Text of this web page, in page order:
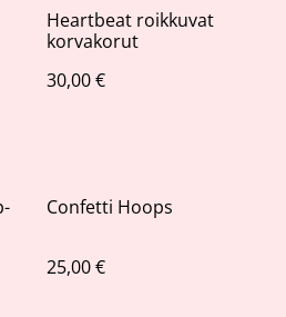
Heartbeat roikkuvat
korvakorut
30,00 €
Confetti Hoops
25,00 €